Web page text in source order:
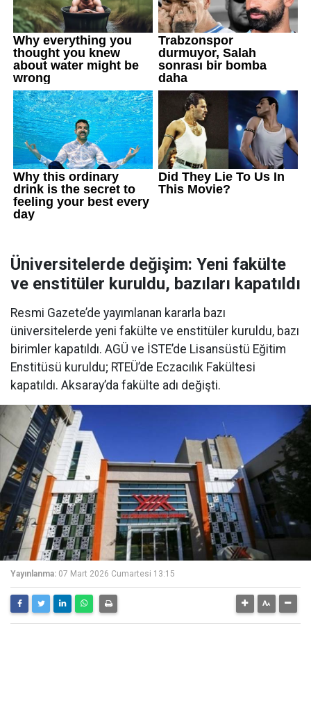
Üniversitelerde değişim: Yeni fakülte
ve enstitüler kuruldu, bazıları kapatıldı
Resmi Gazete’de yayımlanan kararla bazı
üniversitelerde yeni fakülte ve enstitüler kuruldu, bazı
birimler kapatıldı. AGÜ ve İSTE’de Lisansüstü Eğitim
Enstitüsü kuruldu; RTEÜ’de Eczacılık Fakültesi
kapatıldı. Aksaray’da fakülte adı değişti.
Yayınlanma: 07 Mart 2026 Cumartesi 13:15